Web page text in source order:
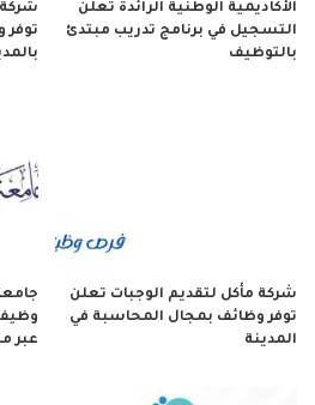
الأكاديمية الوطنية الرائدة تعلن
التسجيل في برنامج تدريب مبتدئ
بالتوظيف
شركة
شركة مأكل لتقديم الوجبات تعلن
توفر وظائف بمجال المحاسبة في
المدينة
عبر